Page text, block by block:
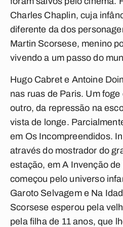
Charles Chaplin, cuja
diferente da dos
Martin Scorsese, menino
vivendo a um passo do
Hugo Cabret e Antoine
nas ruas de Paris. Um
outro, da repressão na
vista de longe.
em Os Incompreendidos.
através do mostrador do
estação, emA Invenção
começou pelo universo
Garoto Selvageme Na
Scorsese esperou pela
pela filha de 11 anos, que